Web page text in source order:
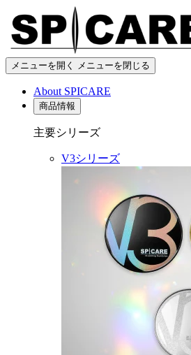
メニューを開く メニューを閉じる
About SPICARE
商品情報
主要シリーズ
V3シリーズ